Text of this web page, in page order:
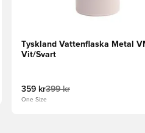
Tyskland Vattenflaska Metal
Vit/Svart
359 kr399 kr
One Size